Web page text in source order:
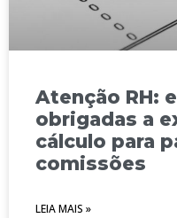
Atenção RH:
obrigadas a
cálculo para
comissões
LEIA MAIS »